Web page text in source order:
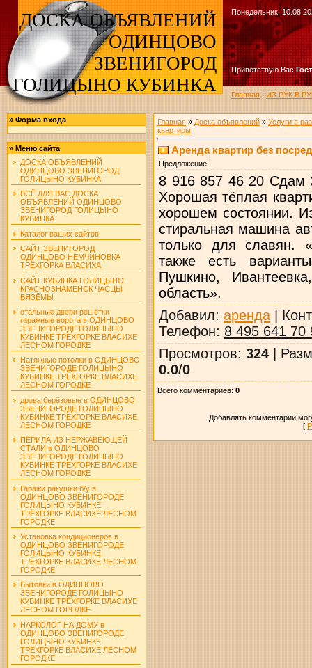
ДОСКА ОБЪЯВЛЕНИЙ
ОДИНЦОВО
ЗВЕНИГОРОД
ГОЛИЦЫНО КУБИНКА
Понедельник,
Приветствую Вас
Главная|ИЗ РУК В
» Форма входа
» Меню сайта
ДОСКА ОБЪЯВЛЕНИЙ
ОДИНЦОВО ЗВЕНИГОРОД
ГОЛИЦЫНО КУБИНКА
ВСЁ ДЛЯ ВАС ДОСКА
ОБЪЯВЛЕНИЙ ОДИНЦОВО
ЗВЕНИГОРОД ГОЛИЦЫНО
КУБИНКА
Каталог ваших сайтов
САЙТ ЗВЕНИГОРОД
ОДИНЦОВО НЕМЧИНОВКА
ТРЁХГОРКА ВЛАСИХА
САЙТ КУБИНКА ГОЛИЦЫНО
КРАСНОЗНАМЕНСК ЧАСЦЫ
ВЯЗЁМЫ
стальные двери решётки
гаражные ворота в ОДИНЦОВО
ЗВЕНИГОРОДЕ ГОЛИЦЫНО
КУБИНКЕ ТРЁХГОРКЕ ВЛАСИХЕ
ЛЕСНОМ ГОРОДКЕ
Натяжные потолки в ОДИНЦОВО
ЗВЕНИГОРОДЕ ГОЛИЦЫНО
КУБИНКЕ ТРЁХГОРКЕ ВЛАСИХЕ
ЛЕСНОМ ГОРОДКЕ
дрова берёзовые в ОДИНЦОВО
ЗВЕНИГОРОДЕ ГОЛИЦЫНО
КУБИНКЕ ТРЁХГОРКЕ ВЛАСИХЕ
ЛЕСНОМ ГОРОДКЕ
ПЕРИЛА ИЗ НЕРЖАВЕЮЩЕЙ
СТАЛИ в ОДИНЦОВО
ЗВЕНИГОРОДЕ ГОЛИЦЫНО
КУБИНКЕ ТРЁХГОРКЕ ВЛАСИХЕ
ЛЕСНОМ ГОРОДКЕ
Гаражи ракушки б/у в
ОДИНЦОВО ЗВЕНИГОРОДЕ
ГОЛИЦЫНО КУБИНКЕ
ТРЁХГОРКЕ ВЛАСИХЕ ЛЕСНОМ
ГОРОДКЕ
Установка кондиционеров в
ОДИНЦОВО ЗВЕНИГОРОДЕ
ГОЛИЦЫНО КУБИНКЕ
ТРЁХГОРКЕ ВЛАСИХЕ ЛЕСНОМ
ГОРОДКЕ
Бытовки в ОДИНЦОВО
ЗВЕНИГОРОДЕ ГОЛИЦЫНО
КУБИНКЕ ТРЁХГОРКЕ ВЛАСИХЕ
ЛЕСНОМ ГОРОДКЕ
НАРКОЛОГ НА ДОМУ в
ОДИНЦОВО ЗВЕНИГОРОДЕ
ГОЛИЦЫНО КУБИНКЕ
ТРЁХГОРКЕ ВЛАСИХЕ ЛЕСНОМ
ГОРОДКЕ
Главная» Доска объявлений» Услуги в
квартиры
Аренда квартир без
Предложение |
8 916 857 46 20 Сдам
Хорошая тёплая
хорошем состоянии.
стиральная машина
только для славян.
также есть
Пушкино,
область».
Добавил: аренда|
Телефон: 8 495 641 70
Просмотров: 324|
0.0/0
Всего комментариев: 0
Добавлять комментарии
[